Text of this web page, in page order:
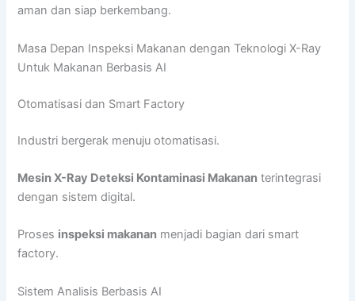
aman dan siap berkembang.
Masa Depan Inspeksi Makanan dengan Teknologi X-Ray
Untuk Makanan Berbasis AI
Otomatisasi dan Smart Factory
Industri bergerak menuju otomatisasi.
Mesin X-Ray Deteksi Kontaminasi Makanan terintegrasi
dengan sistem digital.
Proses inspeksi makanan menjadi bagian dari smart
factory.
Sistem Analisis Berbasis AI